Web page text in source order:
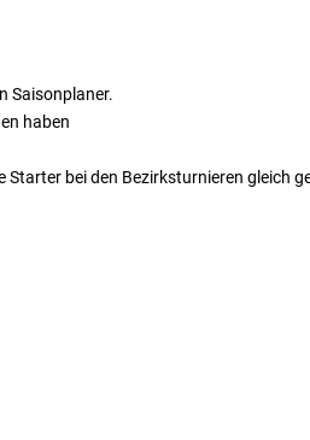
Saisonplaner.
haben
bei den Bezirksturnieren gleich